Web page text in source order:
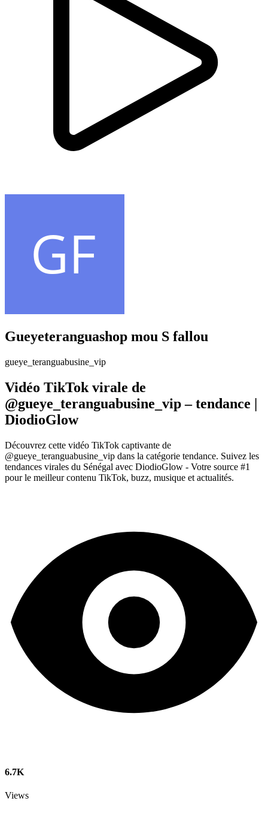
Gueyeteranguashop mou S fallou
gueye_teranguabusine_vip
Vidéo TikTok virale de
@gueye_teranguabusine_vip – tendance |
DiodioGlow
Découvrez cette vidéo TikTok captivante de
@gueye_teranguabusine_vip dans la catégorie tendance. Suivez les
tendances virales du Sénégal avec DiodioGlow - Votre source #1
pour le meilleur contenu TikTok, buzz, musique et actualités.
6.7K
Views